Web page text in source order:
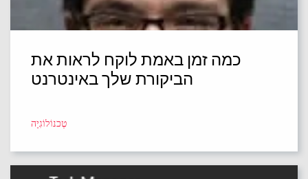
כמה זמן באמת לוקח לראות את
הביקורת שלך באינטרנט
טֶכנוֹלוֹגִיָה